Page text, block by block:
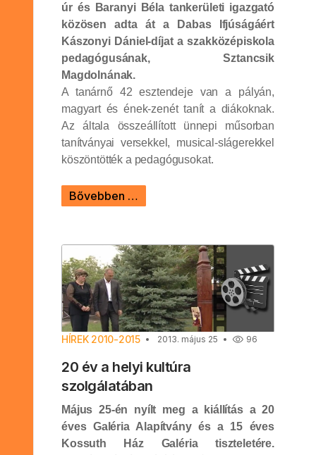
úr és Baranyi Béla tankerületi igazgató
közösen adta át a Dabas Ifjúságáért
Kászonyi Dániel-díjat a szakközépiskola
pedagógusának, Sztancsik
Magdolnának.
A tanárnő 42 esztendeje van a pályán,
magyart és ének-zenét tanít a diákoknak.
Az általa összeállított ünnepi műsorban
tanítványai versekkel, musical-slágerekkel
köszöntötték a pedagógusokat.
Bővebben …
HÍREK 2010-2015 2013. május 25 96
20 év a helyi kultúra
szolgálatában
Május 25-én nyílt meg a kiállítás a 20
éves Galéria Alapítvány és a 15 éves
Kossuth Ház Galéria tiszteletére.